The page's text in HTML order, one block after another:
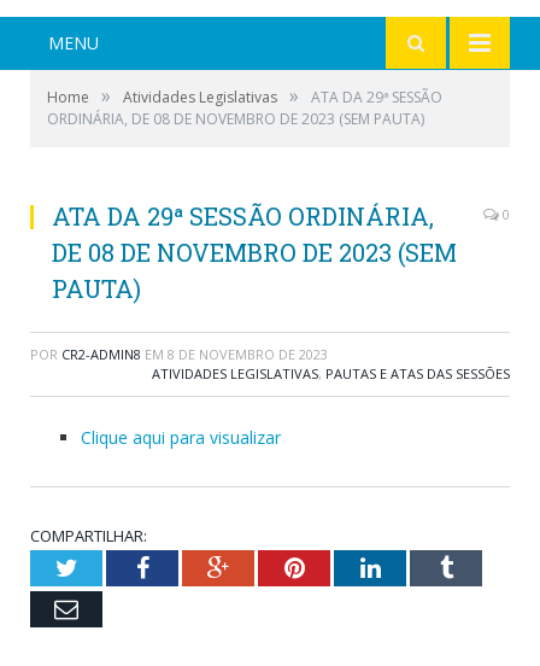
MENU
Home » Atividades Legislativas »
ATA DA 29ª SESSÃO
ORDINÁRIA, DE 08 DE NOVEMBRO DE 2023 (SEM PAUTA)
ATA DA 29ª SESSÃO ORDINÁRIA,
DE 08 DE NOVEMBRO DE 2023 (SEM
PAUTA)
0
POR CR2-ADMIN8 EM 8 DE NOVEMBRO DE 2023
ATIVIDADES LEGISLATIVAS, PAUTAS E ATAS DAS SESSÕES
Clique aqui para visualizar
COMPARTILHAR:
TwitterFacebookGoogle+PinterestLinkedInTumblr
Email